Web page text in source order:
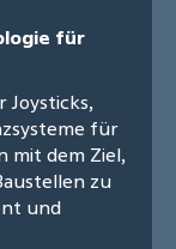
für
Joysticks,
für
mit dem Ziel,
zu
und